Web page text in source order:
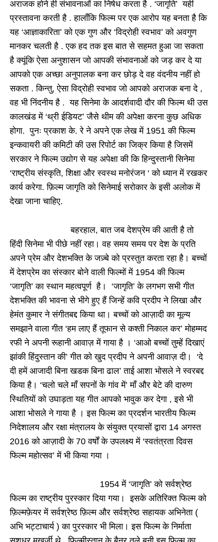
अराजक होने ही संभावनाओं का निषेध करता है . ‘जागृति’ यही
प्रस्तावना करती है . हालाँकि फिल्म पर एक आरोप यह बनता है कि
यह ‘आज्ञाकारिता’ को एक गुण और ‘विद्रोही स्वभाव’ को अवगुण
मानकर चलती है . एक हद तक इस बात से सहमत हुआ जा सकता
है क्यूंकि ऐसा अनुशासन जो आपकी संभावनाओं को जड़ कर दे या
आपको एक अच्छा अनुपालक बना कर छोड़ दे वह वंदनीय नहीं हो
सकता . किन्तु, ऐसा विद्रोही स्वभाव जो आपको अराजक बना दे ,
वह भी निंदनीय है . यह सिनेमा के आदर्शवादी दौर की फिल्म थी उस
कालखंड में ‘थ्री ईडियट’ जैसे थीम की अपेक्षा करना कुछ अधिक
होगा. पुनः प्रकाश के. रे ने अपने एक लेख में 1951 की फिल्म
इन्कवायरी की कमिटी की उस रिपोर्ट का जिक्र किया है जिसमें
सरकार ने फिल्म उद्योग से यह अपेक्षा की कि हिन्दुस्तानी सिनेमा
‘राष्ट्रीय संस्कृति, शिक्षा और स्वस्थ मनोरंजन ‘ को ध्यान में रखकर
कार्य करेगा. फ़िल्म जागृति को सिनेमाई सरोकार के इसी अलोक में
देखा जाना चाहिए.
बहरहाल, बात जब देशप्रेम की आती है तो
हिंदी सिनेमा भी पीछे नहीं रहा। वह समय समय पर देश के प्रति
अपने प्रेम और देशभक्ति के जज़्बे को प्रस्तुत करता रहा है। बच्चों
में देशप्रेम का संस्कार बोने वाली फिल्मों में 1954 की फिल्म
‘जागृति’ का स्थान महत्वपूर्ण है। ‘जागृति’ के लगभग सभी गीत
देशभक्ति की भावना से भीगे हुए हैं जिन्हें कवि प्रदीप ने लिखा और
हेमंत कुमार ने संगीतबद्द किया था। बच्चों को आज़ादी का मूल्य
समझाने वाला गीत ‘हम लाए हैं तूफान से कश्ती निकाल कर’ मोहम्मद
रफी ने अपनी रूहानी आवाज़ में गाया है । ‘आओ बच्चों तुम्हें दिखाएं
झांकी हिंदुस्तान की’ गीत को खुद प्रदीप ने अपनी आवाज़ दी। ‘दे
दी हमें आजादी बिना खडक बिना ढाल’ ताई आशा भोसले ने स्वरबद्द
किया है। ‘चलो चले माँ सपनों के गांव में’ माँ और बेटे की दारुण
स्थितियों को उघाड़ता यह गीत आपको भावुक कर देगा , इसे भी
आशा भोसले ने गाया है । इस फिल्म का प्रदर्शन भारतीय फिल्म
निदेशालय और रक्षा मंत्रालय के संयुक्त प्रयासों द्वारा 14 अगस्त
2016 को आज़ादी के 70 वर्षों के उपलक्ष्य में ‘स्वतंत्रता दिवस
फिल्म महोत्सव’ में भी किया गया ।
1954 में ‘जागृति’ को सर्वश्रेष्ठ
फिल्म का राष्ट्रीय पुरस्कार दिया गया। इसके अतिरिक्त फिल्म को
फ़िल्मफ़ेयर में सर्वश्रेष्ठ फ़िल्म और सर्वश्रेष्ठ सहायक अभिनेता (
अभि भट्टाचार्य ) का पुरस्कार भी मिला। इस फिल्म के निर्माता